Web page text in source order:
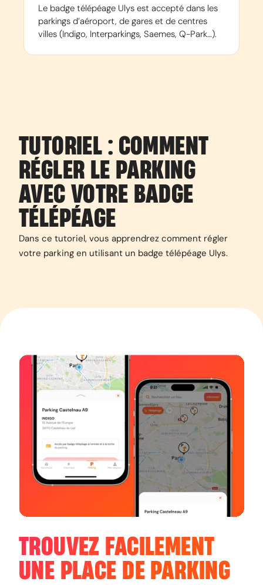
Le badge télépéage Ulys est accepté dans les
parkings d’aéroport, de gares et de centres
villes (Indigo, Interparkings, Saemes, Q-Park…).
TUTORIEL : COMMENT
RÉGLER LE PARKING
AVEC VOTRE BADGE
TÉLÉPÉAGE
Dans ce tutoriel, vous apprendrez comment régler
votre parking en utilisant un badge télépéage Ulys.
TROUVEZ FACILEMENT
UNE PLACE DE PARKING